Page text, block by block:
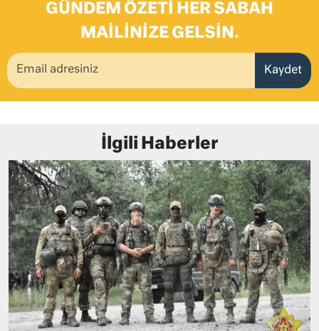
GÜNDEM ÖZETI HER SABAH
MAILINIZE GELSIN.
Kaydet
İlgili Haberler